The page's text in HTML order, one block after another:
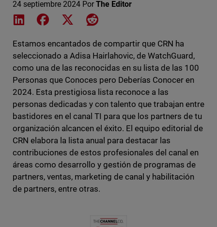
24 septiembre 2024 Por The Editor
Share on LinkedIn
Share on Facebook
Share on XShare on Reddit
Estamos encantados de compartir que CRN ha
seleccionado a Adisa Hairlahovic, de WatchGuard,
como una de las reconocidas en su lista de las 100
Personas que Conoces pero Deberías Conocer en
2024. Esta prestigiosa lista reconoce a las
personas dedicadas y con talento que trabajan entre
bastidores en el canal TI para que los partners de tu
organización alcancen el éxito. El equipo editorial de
CRN elabora la lista anual para destacar las
contribuciones de estos profesionales del canal en
áreas como desarrollo y gestión de programas de
partners, ventas, marketing de canal y habilitación
de partners, entre otras.